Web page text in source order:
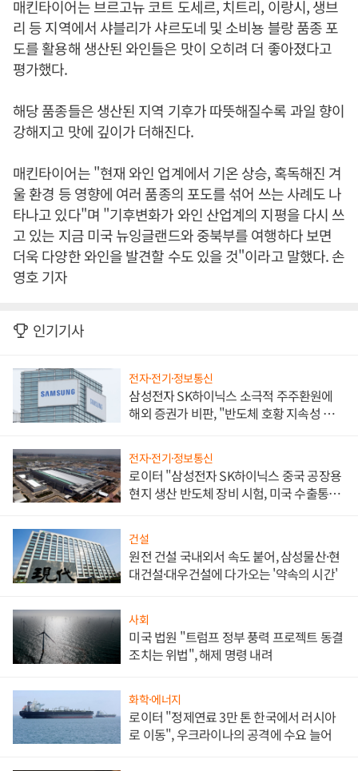
매킨타이어는 브르고뉴 코트 도세르, 치트리, 이랑시, 생브
리 등 지역에서 샤블리가 샤르도네 및 소비뇽 블랑 품종 포
도를 활용해 생산된 와인들은 맛이 오히려 더 좋아졌다고
평가했다.
해당 품종들은 생산된 지역 기후가 따뜻해질수록 과일 향이
강해지고 맛에 깊이가 더해진다.
매킨타이어는 "현재 와인 업계에서 기온 상승, 혹독해진 겨
울 환경 등 영향에 여러 품종의 포도를 섞어 쓰는 사례도 나
타나고 있다"며 "기후변화가 와인 산업계의 지평을 다시 쓰
고 있는 지금 미국 뉴잉글랜드와 중북부를 여행하다 보면
더욱 다양한 와인을 발견할 수도 있을 것"이라고 말했다. 손
영호 기자
인기기사
전자·전기·정보통신
삼성전자 SK하이닉스 소극적 주주환원에
해외 증권가 비판, "반도체 호황 지속성 의
전자·전기·정보통신
로이터 "삼성전자 SK하이닉스 중국 공장용
현지 생산 반도체 장비 시험, 미국 수출통제
건설
원전 건설 국내외서 속도 붙어, 삼성물산·현
대건설·대우건설에 다가오는 '약속의 시간'
사회
미국 법원 "트럼프 정부 풍력 프로젝트 동결
조치는 위법", 해제 명령 내려
화학·에너지
로이터 "정제연료 3만 톤 한국에서 러시아
로 이동", 우크라이나의 공격에 수요 늘어